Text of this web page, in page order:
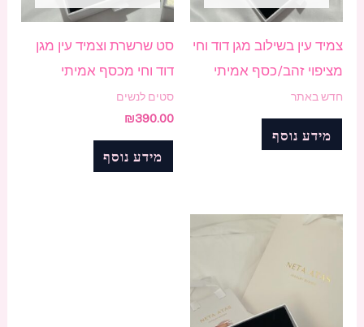
צמיד עין בשילוב מגן דוד וחי
מציפוי זהב/כסף אמיתי
חדש באתר
מידע נוסף
סט שרשרת וצמיד עין מגן
דוד וחי מכסף אמיתי
סטים לנשים
₪390.00
מידע נוסף